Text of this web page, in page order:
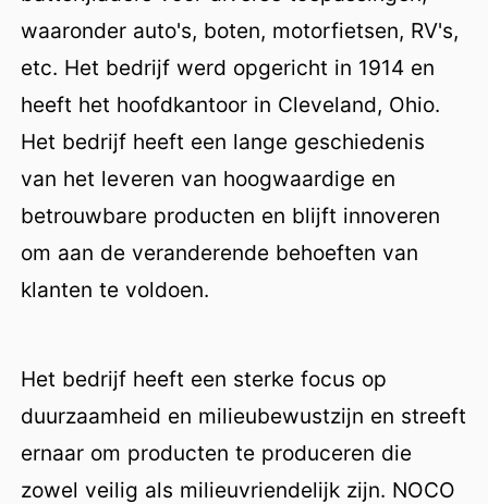
waaronder auto's, boten, motorfietsen, RV's,
etc. Het bedrijf werd opgericht in 1914 en
heeft het hoofdkantoor in Cleveland, Ohio.
Het bedrijf heeft een lange geschiedenis
van het leveren van hoogwaardige en
betrouwbare producten en blijft innoveren
om aan de veranderende behoeften van
klanten te voldoen.
Het bedrijf heeft een sterke focus op
duurzaamheid en milieubewustzijn en streeft
ernaar om producten te produceren die
zowel veilig als milieuvriendelijk zijn. NOCO